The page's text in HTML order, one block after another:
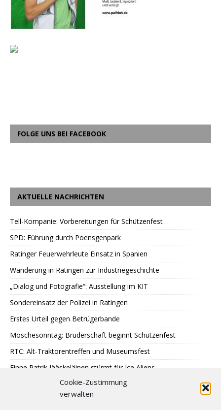
Cookie-Zustimmung
verwalten
FOLGE UNS BEI FACEBOOK
AKTUELLE NACHRICHTEN
Tell-Kompanie: Vorbereitungen für Schützenfest
SPD: Führung durch Poensgenpark
Ratinger Feuerwehrleute Einsatz in Spanien
Wanderung in Ratingen zur Industriegeschichte
„Dialog und Fotografie“: Ausstellung im KIT
Sondereinsatz der Polizei in Ratingen
Erstes Urteil gegen Betrügerbande
Möschesonntag: Bruderschaft beginnt Schützenfest
RTC: Alt-Traktorentreffen und Museumsfest
Finne Patrik Jääskeläinen stürmt für Ice Aliens
Kaiserswerth: Wachstum mit Maß
Gemeinsames Lesen im Park